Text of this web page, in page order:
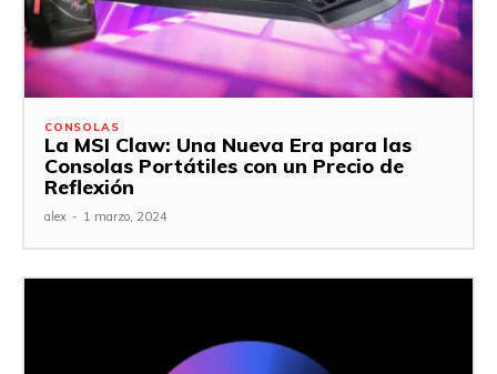
CONSOLAS
La MSI Claw: Una Nueva Era para las
Consolas Portátiles con un Precio de
Reflexión
alex - 1 marzo, 2024